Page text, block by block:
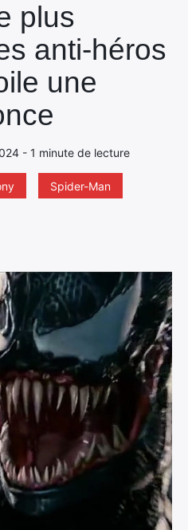
plus
anti-héros
une
- 1 minute de lecture
Spider-Man